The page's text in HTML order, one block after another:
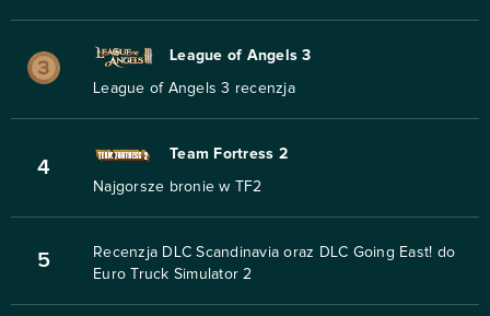
League of Angels 3
League of Angels 3 recenzja
4
Team Fortress 2
Najgorsze bronie w TF2
5
Recenzja DLC Scandinavia oraz DLC Going East! do
Euro Truck Simulator 2